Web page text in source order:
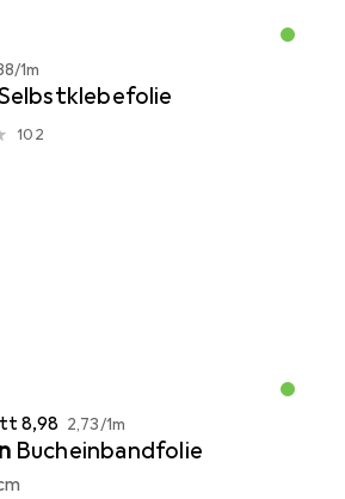
/1m
102
EUR
8,98 EUR
2,73/1m
Bucheinbandfolie